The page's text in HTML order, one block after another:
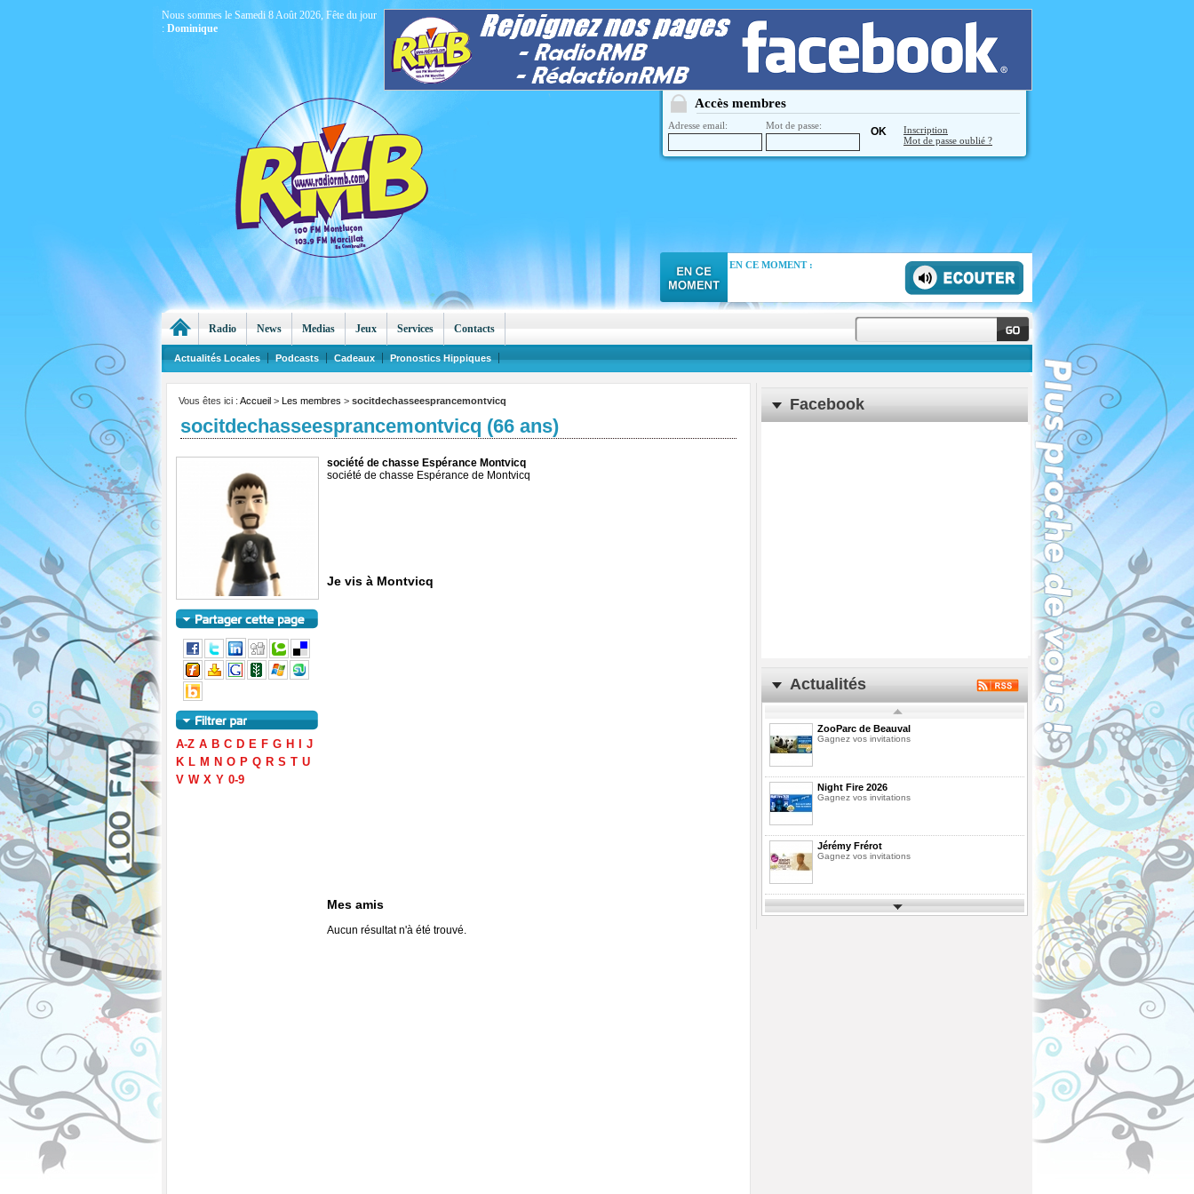
Vous êtes ici : Accueil > Les membres > socitdechasseesprancemontvicq
socitdechasseesprancemontvicq (66 ans)
société de chasse Espérance Montvicq
société de chasse Espérance de Montvicq
Je vis à Montvicq
Mes amis
Aucun résultat n'à été trouvé.
A-Z A B C D E F G H
J
K L M N O P Q R S T U
V W X Y 0-9
Facebook
Actualités
ZooParc de Beauval
Gagnez vos invitations
Night Fire 2026
Gagnez vos invitations
Jérémy Frérot
Gagnez vos invitations
Parcs d'Attractions et de Loisirs 2026
EN CE MOMENT :
Accès membres
Adresse email: Mot de passe:
Inscription
Mot de passe oublié ?
Radio News Medias Jeux Services Contacts
Actualités Locales Podcasts Cadeaux Pronostics Hippiques
Nous sommes le Samedi 8 Août 2026, Fête du jour
: Dominique